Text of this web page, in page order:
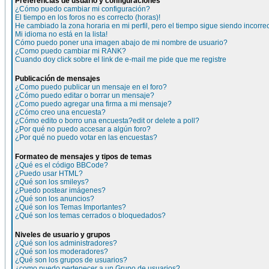
¿Cómo puedo cambiar mi configuración?
El tiempo en los foros no es correcto (horas)!
He cambiado la zona horaria en mi perfil, pero el tiempo sigue siendo
Mi idioma no está en la lista!
Cómo puedo poner una imagen abajo de mi nombre de usuario?
¿Como puedo cambiar mi RANK?
Cuando doy click sobre el link de e-mail me pide que me registre
Publicación de mensajes
¿Como puedo publicar un mensaje en el foro?
¿Cómo puedo editar o borrar un mensaje?
¿Como puedo agregar una firma a mi mensaje?
¿Cómo creo una encuesta?
¿Cómo edito o borro una encuesta?edit or delete a poll?
¿Por qué no puedo accesar a algún foro?
¿Por qué no puedo votar en las encuestas?
Formateo de mensajes y tipos de temas
¿Qué es el código BBCode?
¿Puedo usar HTML?
¿Qué son los smileys?
¿Puedo postear imágenes?
¿Qué son los anuncios?
¿Qué son los Temas Importantes?
¿Qué son los temas cerrados o bloquedados?
Niveles de usuario y grupos
¿Qué son los administradores?
¿Qué son los moderadores?
¿Qué son los grupos de usuarios?